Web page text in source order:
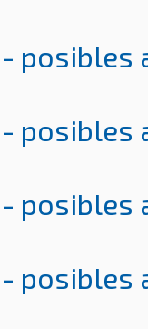
posibles
posibles
posibles
posibles